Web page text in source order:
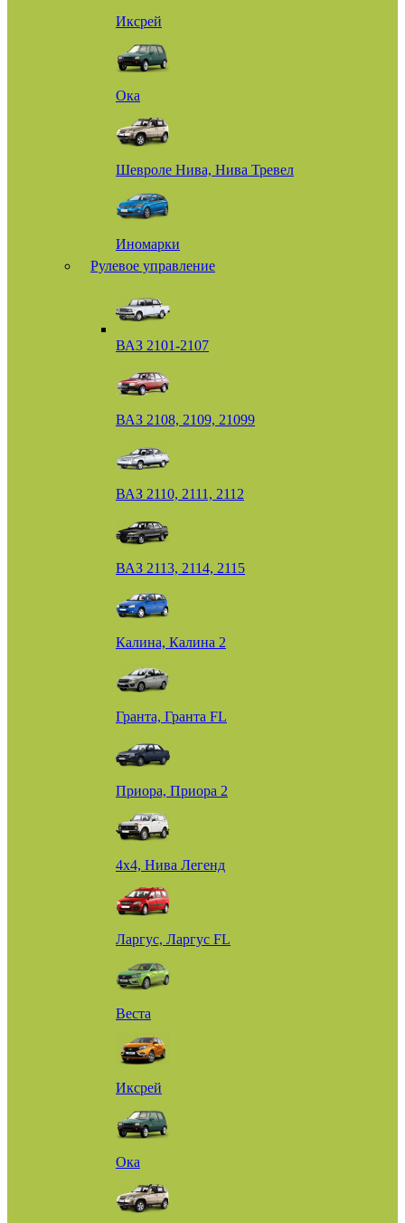
Иксрей
Ока
Шевроле Нива, Нива Тревел
Иномарки
Рулевое управление
ВАЗ 2101-2107
ВАЗ 2108, 2109, 21099
ВАЗ 2110, 2111, 2112
ВАЗ 2113, 2114, 2115
Калина, Калина 2
Гранта, Гранта FL
Приора, Приора 2
4х4, Нива Легенд
Ларгус, Ларгус FL
Веста
Иксрей
Ока